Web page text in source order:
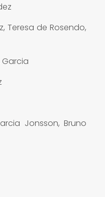
Teresa de Rosendo,
Jonsson, Bruno